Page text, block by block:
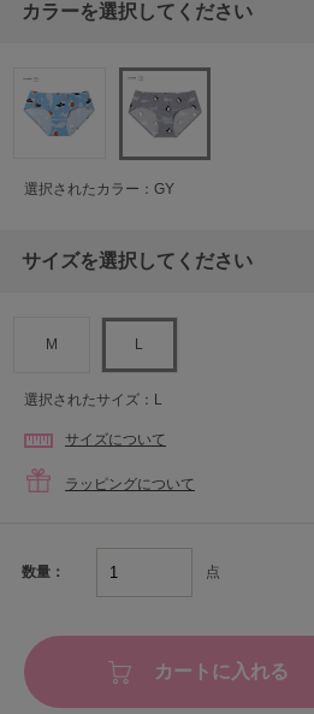
カラーを選択してください
選択されたカラー：GY
サイズを選択してください
M L
選択されたサイズ：L
サイズについて
ラッピングについて
数量： 点
カートに入れる